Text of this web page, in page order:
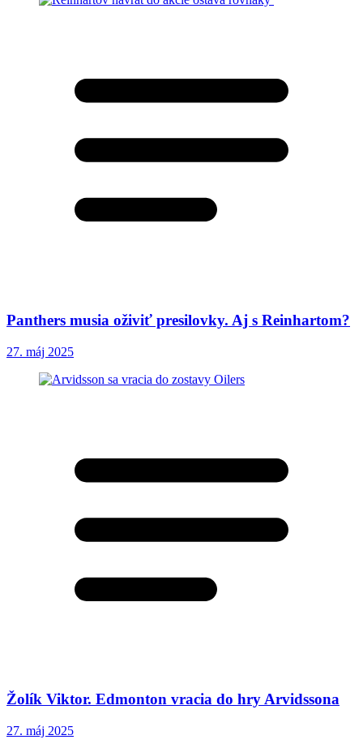
Panthers musia oživiť presilovky. Aj s Reinhartom?
27. máj 2025
Žolík Viktor. Edmonton vracia do hry Arvidssona
27. máj 2025